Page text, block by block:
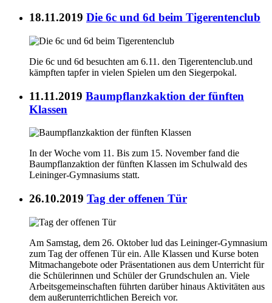
18.11.2019 Die 6c und 6d beim Tigerentenclub
Die 6c und 6d besuchten am 6.11. den Tigerentenclub.und
kämpften tapfer in vielen Spielen um den Siegerpokal.
11.11.2019 Baumpflanzkaktion der fünften
Klassen
In der Woche vom 11. Bis zum 15. November fand die
Baumpflanzaktion der fünften Klassen im Schulwald des
Leininger-Gymnasiums statt.
26.10.2019 Tag der offenen Tür
Am Samstag, dem 26. Oktober lud das Leininger-Gymnasium
zum Tag der offenen Tür ein. Alle Klassen und Kurse boten
Mitmachangebote oder Präsentationen aus dem Unterricht für
die Schülerinnen und Schüler der Grundschulen an. Viele
Arbeitsgemeinschaften führten darüber hinaus Aktivitäten aus
dem außerunterrichtlichen Bereich vor.